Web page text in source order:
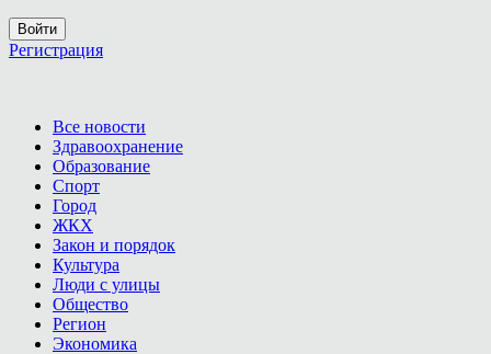
Войти
Регистрация
Все новости
Здравоохранение
Образование
Спорт
Город
ЖКХ
Закон и порядок
Культура
Люди с улицы
Общество
Регион
Экономика